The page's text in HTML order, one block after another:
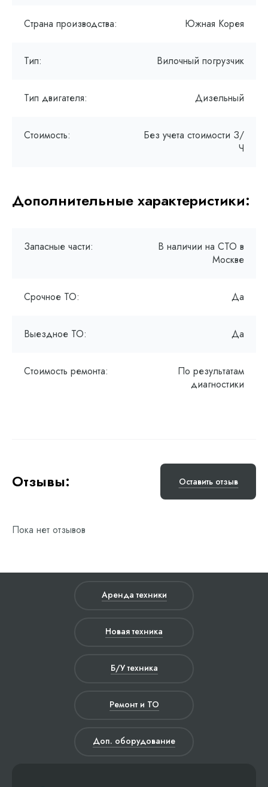
Страна производства: Южная Корея
Тип: Вилочный погрузчик
Тип двигателя: Дизельный
Стоимость:
Без учета стоимости З/
Ч
Дополнительные характеристики:
Запасные части:
В наличии на СТО в
Москве
Срочное ТО: Да
Выездное ТО: Да
Стоимость ремонта:
По результатам
диагностики
Отзывы: Оставить отзыв
Пока нет отзывов
Аренда техники
Новая техника
Б/У техника
Ремонт и ТО
Доп. оборудование